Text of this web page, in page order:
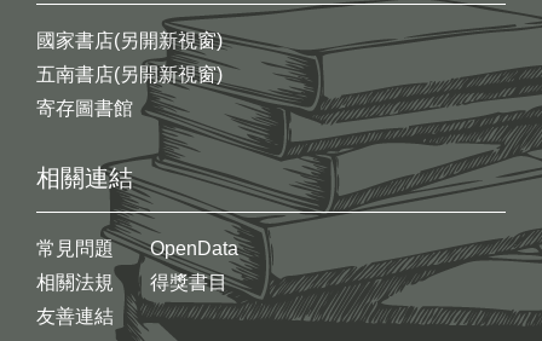
國家書店(另開新視窗)
五南書店(另開新視窗)
寄存圖書館
相關連結
常見問題
相關法規
友善連結
OpenData
得獎書目